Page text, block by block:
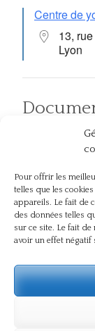
Pour offrir les
telles que les
appareils. Le fait de
des données telles
sur ce site. Le fait
avoir un effet négatif
Centre de
13,
Lyon
Articles
Action Chez
Santé